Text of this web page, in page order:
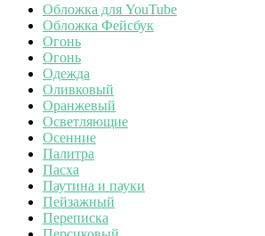
Обложка для YouTube
Обложка Фейсбук
Огонь
Огонь
Одежда
Оливковый
Оранжевый
Осветляющие
Осенние
Палитра
Пасха
Паутина и пауки
Пейзажный
Переписка